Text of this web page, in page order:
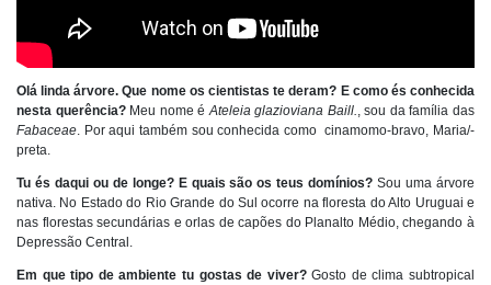
Olá linda árvore. Que nome os cientistas te deram? E como és conhecida
nesta querência? Meu nome éAteleia glazioviana Baill., sou da família das
Fabaceae. Por aqui também sou conhecida como cinamomo-bravo, Maria/-
preta.
Tu és daqui ou de longe? E quais são os teus domínios?Sou uma árvore
nativa. No Estado do Rio Grande do Sul ocorre na floresta do Alto Uruguai e
nas florestas secundárias e orlas de capões do Planalto Médio, chegando à
Depressão Central.
Em que tipo de ambiente tu gostas de viver?Gosto de clima subtropical